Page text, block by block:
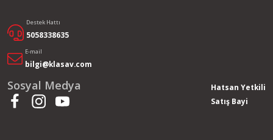
Destek Hattı
5058338635
E-mail
bilgi@klasav.com
Sosyal Medya
Hatsan Yetkili
Satış Bayi